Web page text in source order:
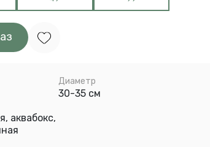
Диаметр
30-35 см
аквабокс,